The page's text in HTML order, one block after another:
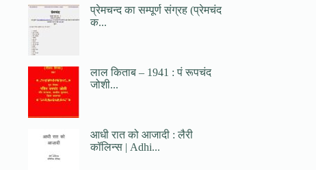
प्रेमचन्द का सम्पूर्ण संग्रह (प्रेमचंद
क...
लाल किताब – 1941 : पं रूपचंद
जोशी...
आधी रात को आजादी : लैरी
कॉलिन्स | Adhi...